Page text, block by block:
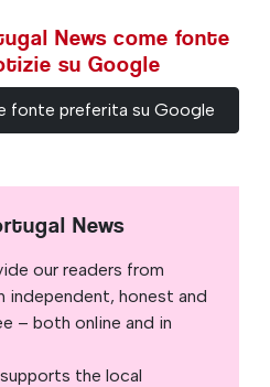
News come fonte
su Google
fonte preferita su Google
News
our readers from
independent, honest and
– both online and in
the local